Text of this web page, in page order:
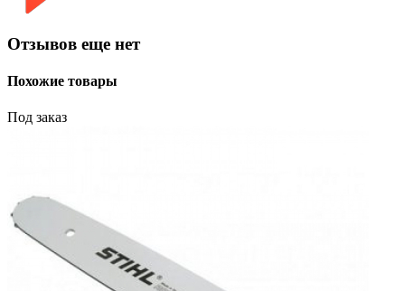
Отзывов еще нет
Похожие товары
Под заказ